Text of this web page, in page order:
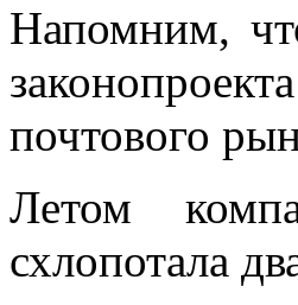
Напомним,
законопроекта
почтового
Летом
схлопотала